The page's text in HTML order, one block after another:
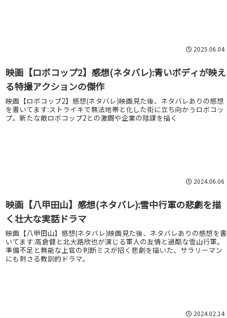
2025.06.04
映画【ロボコップ2】感想(ネタバレ):青いボディが映え
る特撮アクションの傑作
映画【ロボコップ2】感想(ネタバレ)映画見た後、ネタバレありの感想
を書いてます:ストライキで無法地帯と化した街に立ち向かうロボコッ
プ。新たな敵ロボコップ2との激闘や企業の陰謀を描く
2024.06.06
映画【八甲田山】感想(ネタバレ):雪中行軍の悲劇を描
く壮大な実話ドラマ
映画【八甲田山】感想(ネタバレ)映画見た後、ネタバレありの感想を書
いてます:高倉健と北大路欣也が演じる軍人の友情と過酷な雪山行軍。
準備不足と無能な上官の判断ミスが招く悲劇を描いた、サラリーマン
にも刺さる教訓的ドラマ。
2024.02.14